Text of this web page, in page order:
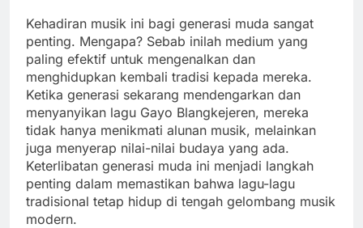
Kehadiran musik ini bagi generasi muda sangat
penting. Mengapa? Sebab inilah medium yang
paling efektif untuk mengenalkan dan
menghidupkan kembali tradisi kepada mereka.
Ketika generasi sekarang mendengarkan dan
menyanyikan lagu Gayo Blangkejeren, mereka
tidak hanya menikmati alunan musik, melainkan
juga menyerap nilai-nilai budaya yang ada.
Keterlibatan generasi muda ini menjadi langkah
penting dalam memastikan bahwa lagu-lagu
tradisional tetap hidup di tengah gelombang musik
modern.